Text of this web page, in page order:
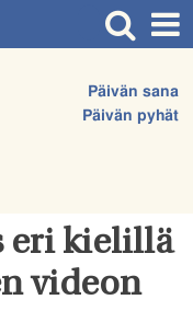
Päivän sana
Päivän pyhät
eri kielillä
videon